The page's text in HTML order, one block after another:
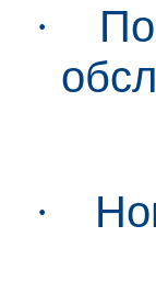
·
·